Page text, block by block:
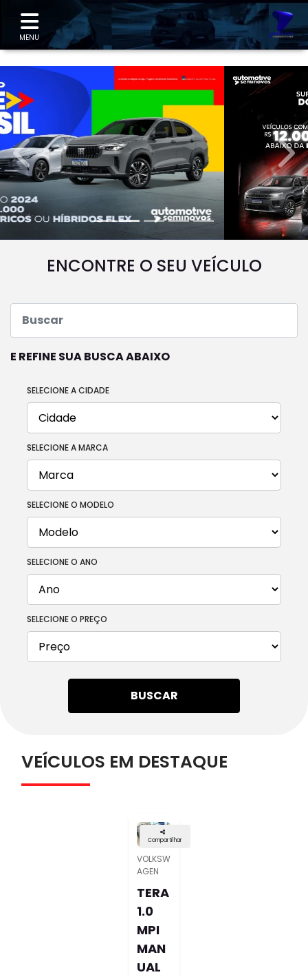
MENU
templates.template-
ENCONTRE O SEU VEÍCULO
E REFINE SUA BUSCA ABAIXO
SELECIONE A CIDADE
SELECIONE A MARCA
SELECIONE O MODELO
SELECIONE O ANO
SELECIONE O PREÇO
BUSCAR
VEÍCULOS EM DESTAQUE
Compartilhar
VOLKSW
AGEN
TERA
1.0
MPI
MAN
UAL